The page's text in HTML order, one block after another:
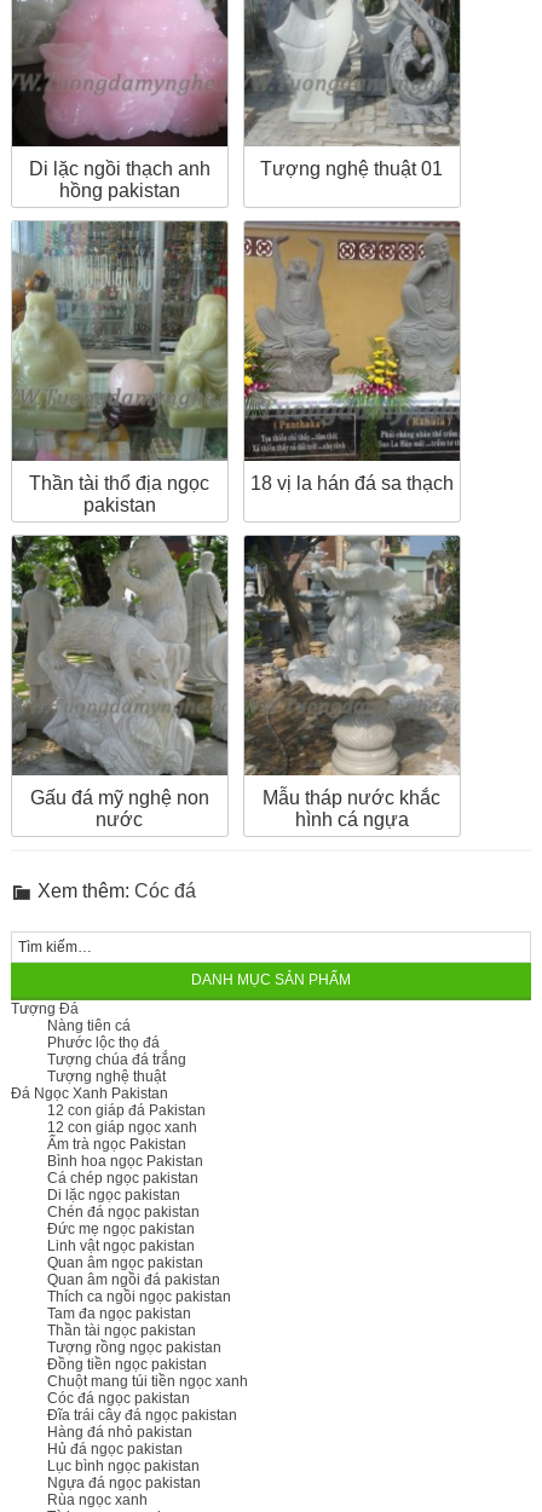
Di lặc ngồi thạch anh
hồng pakistan
Tượng nghệ thuật 01
Thần tài thổ địa ngọc
pakistan
18 vị la hán đá sa thạch
Gấu đá mỹ nghệ non
nước
Mẫu tháp nước khắc
hình cá ngựa
Xem thêm: Cóc đá
DANH MỤC SẢN PHẨM
Tượng Đá
Nàng tiên cá
Phước lộc thọ đá
Tượng chúa đá trắng
Tượng nghệ thuật
Đá Ngọc Xanh Pakistan
12 con giáp đá Pakistan
12 con giáp ngọc xanh
Ấm trà ngọc Pakistan
Bình hoa ngọc Pakistan
Cá chép ngọc pakistan
Di lặc ngọc pakistan
Chén đá ngọc pakistan
Đức mẹ ngọc pakistan
Linh vật ngọc pakistan
Quan âm ngọc pakistan
Quan âm ngồi đá pakistan
Thích ca ngồi ngọc pakistan
Tam đa ngọc pakistan
Thần tài ngọc pakistan
Tượng rồng ngọc pakistan
Đồng tiền ngọc pakistan
Chuột mang túi tiền ngọc xanh
Cóc đá ngọc pakistan
Đĩa trái cây đá ngọc pakistan
Hàng đá nhỏ pakistan
Hủ đá ngọc pakistan
Lục bình ngọc pakistan
Ngựa đá ngọc pakistan
Rùa ngọc xanh